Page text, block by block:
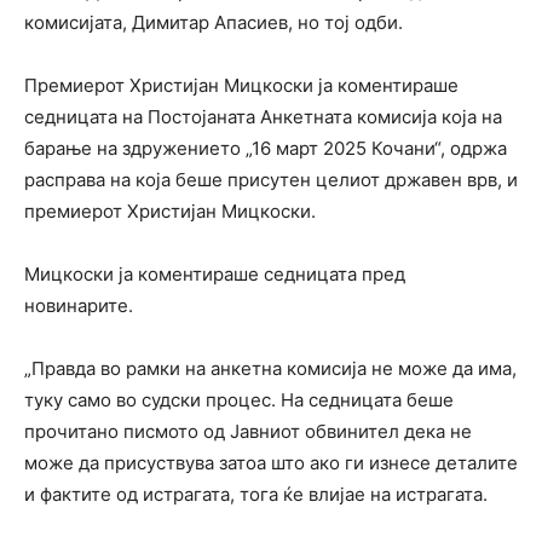
комисијата, Димитар Апасиев, но тој одби.
Премиерот Христијан Мицкоски ја коментираше
седницата на Постојаната Анкетната комисија која на
барање на здружението „16 март 2025 Кочани“, одржа
расправа на која беше присутен целиот државен врв, и
премиерот Христијан Мицкоски.
Мицкоски ја коментираше седницата пред
новинарите.
„Правда во рамки на анкетна комисија не може да има,
туку само во судски процес. На седницата беше
прочитано писмото од Јавниот обвинител дека не
може да присуствува затоа што ако ги изнесе деталите
и фактите од истрагата, тога ќе влијае на истрагата.